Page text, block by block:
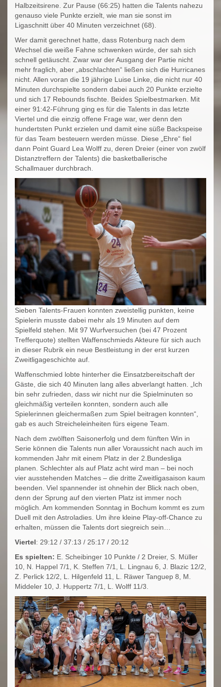
Halbzeitsirene. Zur Pause (66:25) hatten die Talents nahezu
genauso viele Punkte erzielt, wie man sie sonst im
Ligaschnitt über 40 Minuten verzeichnet (68).
Wer damit gerechnet hatte, dass Rotenburg nach dem
Wechsel die weiße Fahne schwenken würde, der sah sich
schnell getäuscht. Zwar war der Ausgang der Partie nicht
mehr fraglich, aber „abschlachten“ ließen sich die Hurricanes
nicht. Allen voran die 19 jährige Luise Linke, die nicht nur 40
Minuten durchspielte sondern dabei auch 20 Punkte erzielte
und sich 17 Rebounds fischte. Beides Spielbestmarken. Mit
einer 91:42-Führung ging es für die Talents in das letzte
Viertel und die einzig offene Frage war, wer denn den
hundertsten Punkt erzielen und damit eine süße Backspeise
für das Team besteuern werden müsse. Diese „Ehre“ fiel
dann Point Guard Lea Wolff zu, deren Dreier (einer von zwölf
Distanztreffern der Talents) die basketballerische
Schallmauer durchbrach.
Sieben Talents-Frauen konnten zweistellig punkten, keine
Spielerin musste dabei mehr als 19 Minuten auf dem
Spielfeld stehen. Mit 97 Wurfversuchen (bei 47 Prozent
Trefferquote) stellten Waffenschmieds Akteure für sich auch
in dieser Rubrik ein neue Bestleistung in der erst kurzen
Zweitligageschichte auf.
Waffenschmied lobte hinterher die Einsatzbereitschaft der
Gäste, die sich 40 Minuten lang alles abverlangt hatten. „Ich
bin sehr zufrieden, dass wir nicht nur die Spielminuten so
gleichmäßig verteilen konnten, sondern auch alle
Spielerinnen gleichermaßen zum Spiel beitragen konnten“,
gab es auch Streicheleinheiten fürs eigene Team.
Nach dem zwölften Saisonerfolg und dem fünften Win in
Serie können die Talents nun aller Voraussicht nach auch im
kommenden Jahr mit einem Platz in der 2.Bundesliga
planen. Schlechter als auf Platz acht wird man – bei noch
vier ausstehenden Matches – die dritte Zweitligasaison kaum
beenden. Viel spannender ist ohnehin der Blick nach oben,
denn der Sprung auf den vierten Platz ist immer noch
möglich. Am kommenden Sonntag in Bochum kommt es zum
Duell mit den Astroladies. Um ihre kleine Play-off-Chance zu
erhalten, müssen die Talents dort siegreich sein…
Viertel: 29:12 / 37:13 / 25:17 / 20:12
Es spielten: E. Scheibinger 10 Punkte / 2 Dreier, S. Müller
10, N. Happel 7/1, K. Steffen 7/1, L. Lingnau 6, J. Blazic 12/2,
Z. Perlick 12/2, L. Hilgenfeld 11, L. Räwer Tanguep 8, M.
Middeler 10, J. Huppertz 7/1, L. Wolff 11/3.